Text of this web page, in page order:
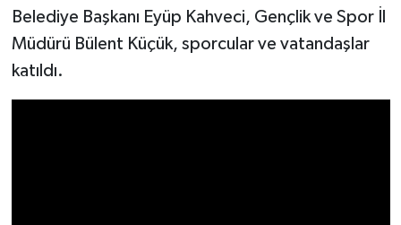
Belediye Başkanı Eyüp Kahveci, Gençlik ve Spor İl
Müdürü Bülent Küçük, sporcular ve vatandaşlar
katıldı.
Rüya Tabirleri
Sağlık